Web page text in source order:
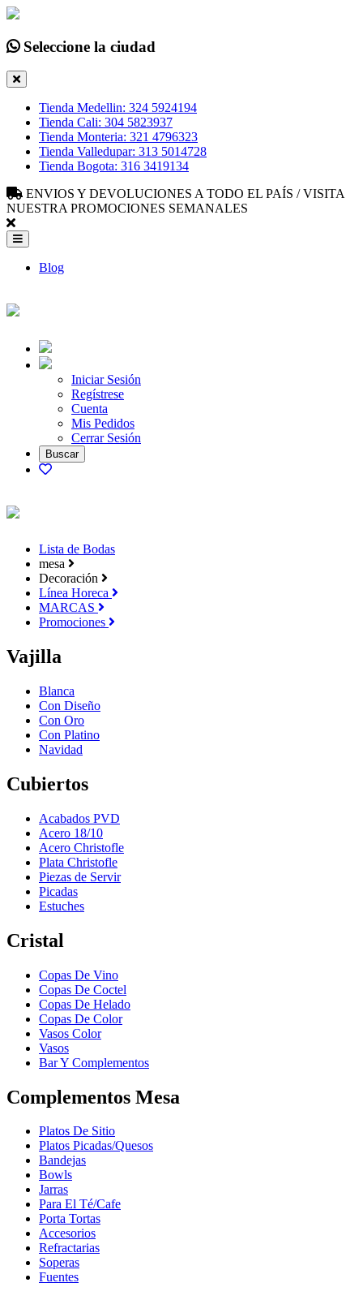
Seleccione la ciudad
Tienda Medellin: 324 5924194
Tienda Cali: 304 5823937
Tienda Monteria: 321 4796323
Tienda Valledupar: 313 5014728
Tienda Bogota: 316 3419134
ENVIOS Y DEVOLUCIONES A TODO EL PAÍS / VISITA
NUESTRA PROMOCIONES SEMANALES
Blog
Iniciar Sesión
Regístrese
Cuenta
Mis Pedidos
Cerrar Sesión
Lista de Bodas
mesa
Decoración
Línea Horeca
MARCAS
Promociones
Vajilla
Blanca
Con Diseño
Con Oro
Con Platino
Navidad
Cubiertos
Acabados PVD
Acero 18/10
Acero Christofle
Plata Christofle
Piezas de Servir
Picadas
Estuches
Cristal
Copas De Vino
Copas De Coctel
Copas De Helado
Copas De Color
Vasos Color
Vasos
Bar Y Complementos
Complementos Mesa
Platos De Sitio
Platos Picadas/Quesos
Bandejas
Bowls
Jarras
Para El Té/Cafe
Porta Tortas
Accesorios
Refractarias
Soperas
Fuentes